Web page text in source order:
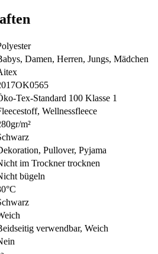
Damen, Herren, Jungs, Mädchen
Tex-Standard 100 Klasse 1
Wellnessfleece
m²
Pullover, Pyjama
im Trockner trocknen
bügeln
verwendbar, Weich